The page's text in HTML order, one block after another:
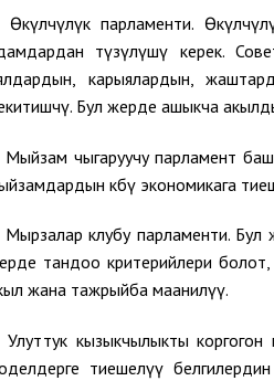
Өкүлчүлүк парламенти.
түзүлүшү керек.
карыялардын,
Бул жерде ашыкча
Мыйзам чыгаруучу парламент
көбү экономикага
Мырзалар клубу парламенти. Бул
тандоо критерийлери
жана тажрыйба маанилүү.
Улуттук кызыкчылыкты
тиешелүү